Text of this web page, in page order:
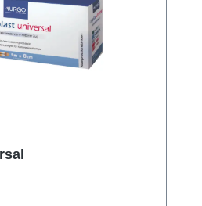
praktisches
für den täglichen
Sie jetzt Urgo Idealbinden